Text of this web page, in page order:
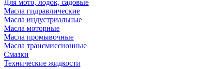
Для мото, лодок, садовые
Масла гидравлические
Масла индустриальные
Масла моторные
Масла промывочные
Масла трансмиссионные
Смазки
Технические жидкости